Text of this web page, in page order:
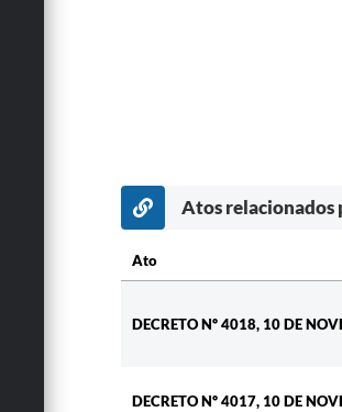
Atos relacionados
Ato
DECRETO Nº 4018, 10 DE
DECRETO Nº 4017, 10 DE